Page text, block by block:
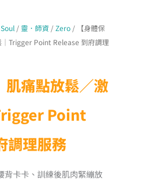
/ 靈．師資/ Zero/ 【身體保
Trigger Point Release 到府調理
肌痛點放鬆／激
Point
調理服務
背卡卡、訓練後肌肉緊繃放